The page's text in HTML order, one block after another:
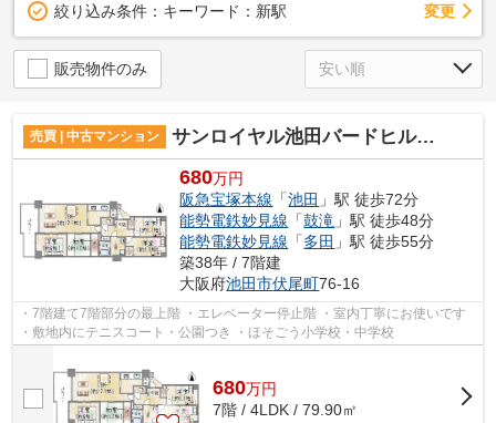
絞り込み条件： キーワード：新駅 変更
販売物件のみ
売買 | 中古マンション サンロイヤル池田バードヒル壱号館
680万円
阪急宝塚本線 「池田 」駅 徒歩72分
能勢電鉄妙見線 「鼓滝 」駅 徒歩48分
能勢電鉄妙見線 「多田 」駅 徒歩55分
築38年 / 7階建
大阪府池田市伏尾町76-16
・7階建て7階部分の最上階 ・エレベーター停止階 ・室内丁寧にお使いです
・敷地内にテニスコート・公園つき ・ほそごう小学校・中学校
680万円
7階 / 4LDK / 79.90㎡